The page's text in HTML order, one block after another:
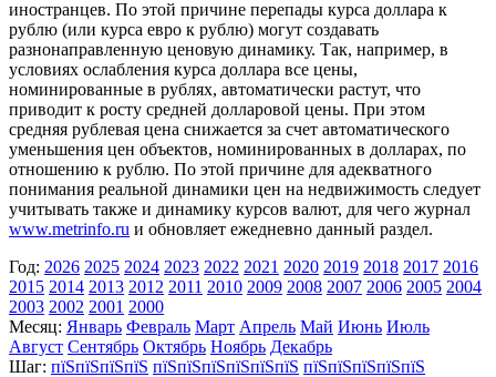
иностранцев. По этой причине перепады курса доллара к
рублю (или курса евро к рублю) могут создавать
разнонаправленную ценовую динамику. Так, например, в
условиях ослабления курса доллара все цены,
номинированные в рублях, автоматически растут, что
приводит к росту средней долларовой цены. При этом
средняя рублевая цена снижается за счет автоматического
уменьшения цен объектов, номинированных в долларах, по
отношению к рублю. По этой причине для адекватного
понимания реальной динамики цен на недвижимость следует
учитывать также и динамику курсов валют, для чего журнал
www.metrinfo.ru и обновляет ежедневно данный раздел.
Год: 2026 2025 2024 2023 2022 2021 2020 2019 2018 2017 2016
2015 2014 2013 2012 2011 2010 2009 2008 2007 2006 2005 2004
2003 2002 2001 2000
Месяц: Январь Февраль Март Апрель Май Июнь Июль
Август Сентябрь Октябрь Ноябрь Декабрь
Шаг: пїЅпїЅпїЅпїЅ пїЅпїЅпїЅпїЅпїЅпїЅ пїЅпїЅпїЅпїЅпїЅ